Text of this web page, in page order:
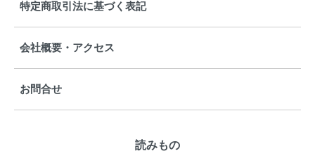
特定商取引法に基づく表記
会社概要・アクセス
お問合せ
読みもの